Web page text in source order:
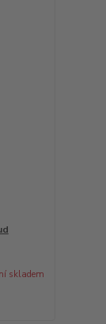
skladem